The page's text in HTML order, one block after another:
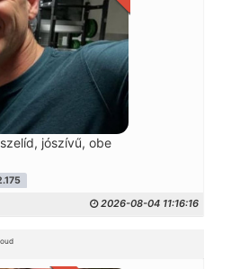
jószívű, obe
2026-08-04 11:16:16